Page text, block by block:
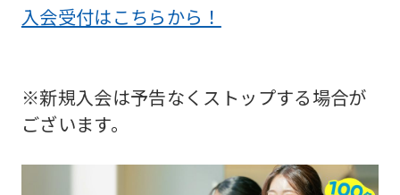
入会受付はこちらから！
※新規入会は予告なくストップする場合が
ございます。